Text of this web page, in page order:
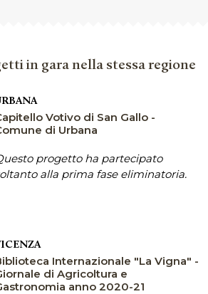
in gara nella stessa regione
Votivo di San Gallo -
di Urbana
progetto ha partecipato
alla prima fase eliminatoria.
Internazionale "La Vigna" -
di Agricoltura e
anno 2020-21